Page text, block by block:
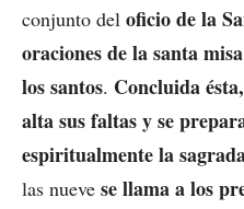
conjunto del oficio de la
oraciones de la santa misa
los santos. Concluida
alta sus faltas y se
espiritualmente la
las nueve se llama a los